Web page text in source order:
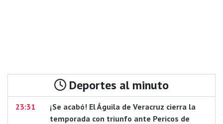
Deportes al minuto
23:31
¡Se acabó! El Águila de Veracruz cierra la
temporada con triunfo ante Pericos de